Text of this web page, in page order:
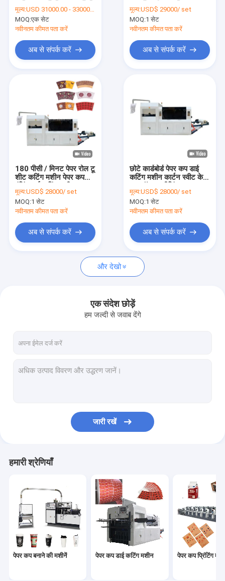
हमारे बारे में
कारखाना भ्रमण
संपर्क करें
समाचार
पेपर कप बनाने की मशीनें
पेपर कप डाई कटिंग मशीन
पेपर कप पैकिंग मशीन
पेपर प्लेट बनाने की मशीन
कागज काटने की मशीनें
कप ढक्कन मशीन
पेपर कप कच्चा माल
मूल्य:USD 31000.00 - 33000.00 per set
MOQ:एक सेट
नवीनतम कीमत पता करें
अब से संपर्क करें
मूल्य:USD$ 29000/ set
MOQ:1 सेट
नवीनतम कीमत पता करें
अब से संपर्क करें
180 पीसी / मिनट पेपर रोल टू
शीट कटिंग मशीन पेपर कप
मूल्य:USD$ 28000/ set
MOQ:1 सेट
नवीनतम कीमत पता करें
अब से संपर्क करें
छोटे कार्डबोर्ड पेपर कप डाई
कटिंग मशीन कार्टन स्वीट केक
मूल्य:USD$ 28000/ set
MOQ:1 सेट
नवीनतम कीमत पता करें
अब से संपर्क करें
और देखो
एक संदेश छोड़ें
हम जल्दी से जवाब देंगे
जारी रखें
हमारी श्रेणियाँ
पेपर कप बनाने की मशीनें पेपर कप डाई कटिंग मशीन पेपर कप प्रिंटिंग